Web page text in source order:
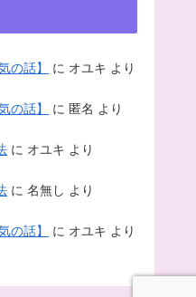
の話】 に オユキ より
の話】 に 匿名 より
に オユキ より
に 名無し より
の話】 に オユキ より